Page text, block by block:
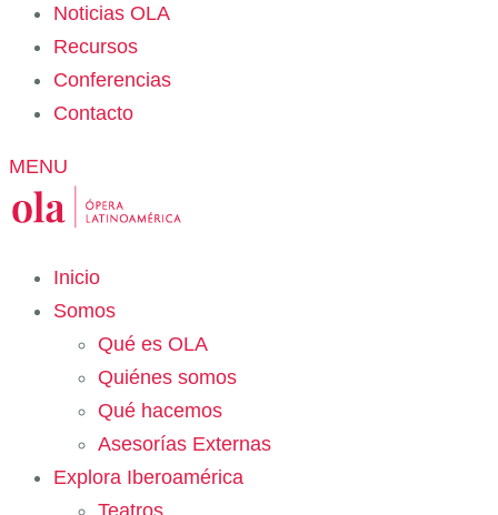
Noticias OLA
Recursos
Conferencias
Contacto
MENU
Inicio
Somos
Qué es OLA
Quiénes somos
Qué hacemos
Asesorías Externas
Explora Iberoamérica
Teatros